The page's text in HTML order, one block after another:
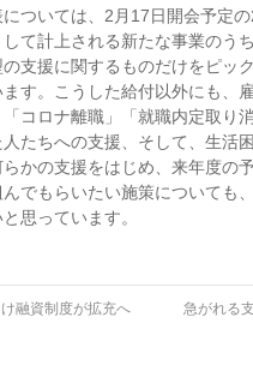
ついては、2月17日開会予定の
て計上される新たな事業のう
の支援に関するものだけをピッ
す。こうした給付以外にも、
コロナ離職」「就職内定取り
たちへの支援、そして、生活
かの支援をはじめ、来年度の
でもらいたい施策についても
思っています。
融資制度が拡充へ 急がれる